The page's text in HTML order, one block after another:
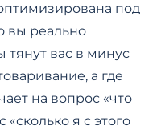
под
вы реально
тянут вас в минус
а где
на вопрос «что
я с этого